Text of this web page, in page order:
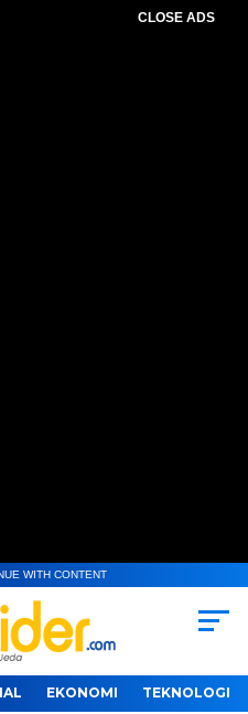
CLOSE ADS
WITH CONTENT
EKONOMI TEKNOLOGI